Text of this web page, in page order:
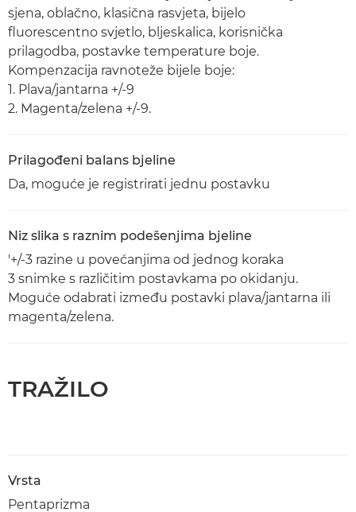
sjena, oblačno, klasična rasvjeta, bijelo
fluorescentno svjetlo, bljeskalica, korisnička
prilagodba, postavke temperature boje.
Kompenzacija ravnoteže bijele boje:
1. Plava/jantarna +/-9
2. Magenta/zelena +/-9.
Prilagođeni balans bjeline
Da, moguće je registrirati jednu postavku
Niz slika s raznim podešenjima bjeline
'+/-3 razine u povećanjima od jednog koraka
3 snimke s različitim postavkama po okidanju.
Moguće odabrati između postavki plava/jantarna ili
magenta/zelena.
TRAŽILO
Vrsta
Pentaprizma